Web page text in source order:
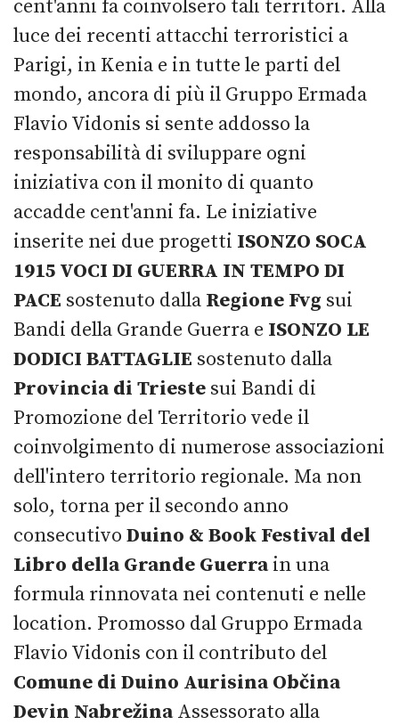
cent'anni fa coinvolsero tali territori. Alla
luce dei recenti attacchi terroristici a
Parigi, in Kenia e in tutte le parti del
mondo, ancora di più il Gruppo Ermada
Flavio Vidonis si sente addosso la
responsabilità di sviluppare ogni
iniziativa con il monito di quanto
accadde cent'anni fa. Le iniziative
inserite nei due progetti ISONZO SOCA
1915 VOCI DI GUERRA IN TEMPO DI
PACE sostenuto dalla Regione Fvg sui
Bandi della Grande Guerra e ISONZO LE
DODICI BATTAGLIE sostenuto dalla
Provincia di Trieste sui Bandi di
Promozione del Territorio vede il
coinvolgimento di numerose associazioni
dell'intero territorio regionale. Ma non
solo, torna per il secondo anno
consecutivo Duino & Book Festival del
Libro della Grande Guerrain una
formula rinnovata nei contenuti e nelle
location. Promosso dal Gruppo Ermada
Flavio Vidonis con il contributo del
Comune di Duino Aurisina Občina
Devin NabrežinaAssessorato alla